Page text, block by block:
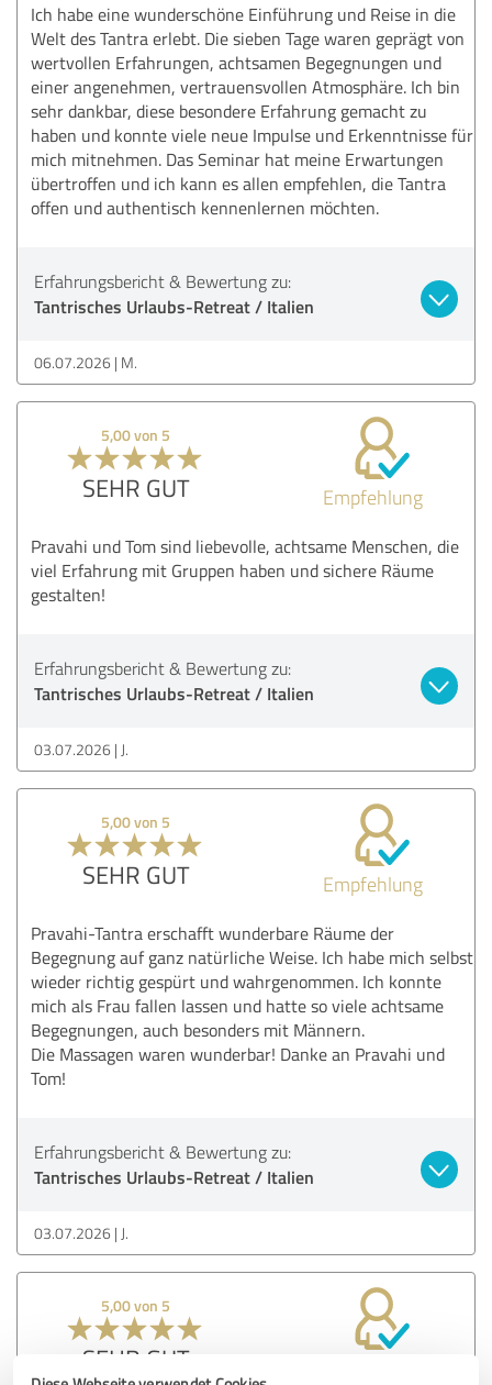
Ich habe eine wunderschöne Einführung und Reise in die
Welt des Tantra erlebt. Die sieben Tage waren geprägt von
wertvollen Erfahrungen, achtsamen Begegnungen und
einer angenehmen, vertrauensvollen Atmosphäre. Ich bin
sehr dankbar, diese besondere Erfahrung gemacht zu
haben und konnte viele neue Impulse und Erkenntnisse für
mich mitnehmen. Das Seminar hat meine Erwartungen
übertroffen und ich kann es allen empfehlen, die Tantra
offen und authentisch kennenlernen möchten.
Erfahrungsbericht & Bewertung zu:
Tantrisches Urlaubs-Retreat / Italien
06.07.2026 M.
5,00 von 5
SEHR GUT Empfehlung
Pravahi und Tom sind liebevolle, achtsame Menschen, die
viel Erfahrung mit Gruppen haben und sichere Räume
gestalten!
Erfahrungsbericht & Bewertung zu:
Tantrisches Urlaubs-Retreat / Italien
03.07.2026 J.
5,00 von 5
SEHR GUT Empfehlung
Pravahi-Tantra erschafft wunderbare Räume der
Begegnung auf ganz natürliche Weise. Ich habe mich selbst
wieder richtig gespürt und wahrgenommen. Ich konnte
mich als Frau fallen lassen und hatte so viele achtsame
Begegnungen, auch besonders mit Männern.
Die Massagen waren wunderbar! Danke an Pravahi und
Tom!
Erfahrungsbericht & Bewertung zu:
Tantrisches Urlaubs-Retreat / Italien
03.07.2026 J.
5,00 von 5
SEHR GUT